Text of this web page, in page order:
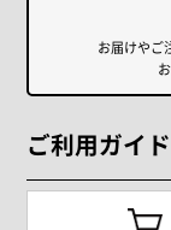
お届けやご
ご利用ガイド